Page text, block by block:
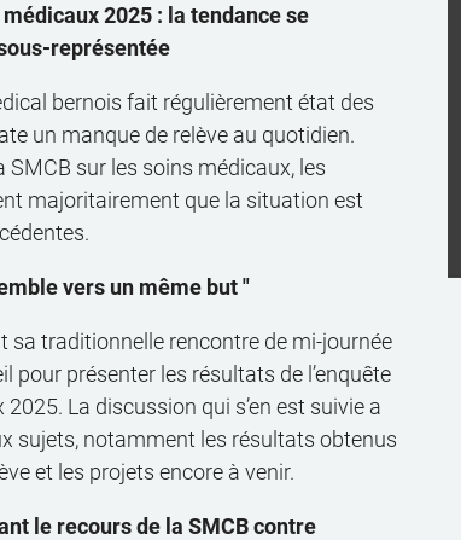
2025 : la tendance se
représentée
bernois fait régulièrement état des
un manque de relève au quotidien.
sur les soins médicaux, les
majoritairement que la situation est
vers un même but "
sa traditionnelle rencontre de mi-journée
pour présenter les résultats de l’enquête
La discussion qui s’en est suivie a
sujets, notamment les résultats obtenus
et les projets encore à venir.
le recours de la SMCB contre